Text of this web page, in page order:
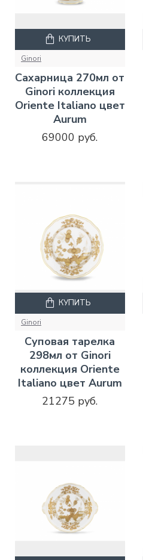
Ginori
Сахарница 270мл от
Ginori коллекция
Oriente Italiano цвет
Aurum
69000 руб.
КУПИТЬ
Ginori
Суповая тарелка
298мл от Ginori
коллекция Oriente
Italiano цвет Aurum
21275 руб.
КУПИТЬ